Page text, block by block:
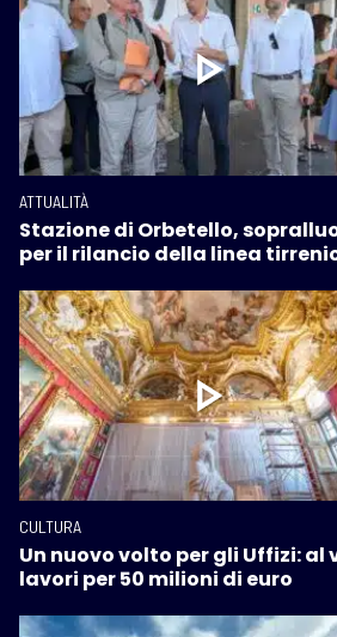
ATTUALITÀ
Stazione di Orbetello,
per il rilancio della linea
CULTURA
Un nuovo volto per gli Uffizi: al
lavori per 50 milioni di euro